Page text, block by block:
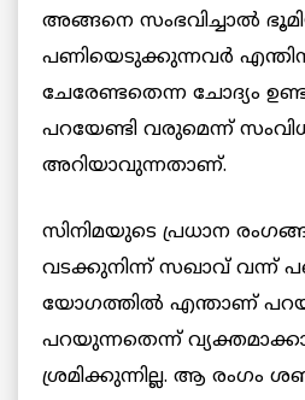
അങ്ങനെ സംഭവിച്ചാല്‍
പണിയെടുക്കുന്നവര്‍
ചേരേണ്ടതെന്ന ചോദ്യം
പറയേണ്ടി വരുമെന്ന്
അറിയാവുന്നതാണ്.
സിനിമയുടെ പ്രധാന
വടക്കുനിന്ന് സഖാവ് വന്ന്
യോഗത്തില്‍ എന്താണ്
പറയുന്നതെന്ന്
ശ്രമിക്കുന്നില്ല. ആ രംഗം